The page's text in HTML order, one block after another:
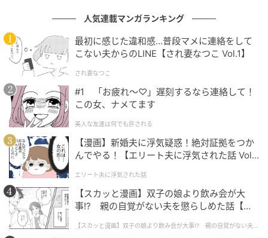
人気連載マンガランキング
最初に感じた違和感…普段マメに連絡をして
こない夫からのLINE【され妻なつこ Vol.1】
され妻なつこ
#1 「お疲れ〜♡」遅刻するなら連絡して！
この女、ナメてます
美人な友達は何でも許される
【漫画】新婚夫に浮気疑惑！絶対証拠をつか
んでやる！【エリート夫に浮気された話 Vol.
エリート夫に浮気された話
【スカッと漫画】双子の娘より飲み会が大
事!? 親の自覚がない夫を懲らしめた話【第1
【スカッと漫画】双子の娘より飲み会が大事!? 親の自覚がない夫を
懲らしめた話